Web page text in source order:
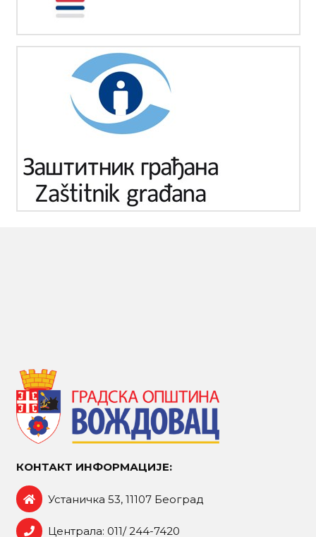
КОНТАКТ ИНФОРМАЦИЈЕ:
Устаничка 53, 11107 Београд
Централа: 011/ 244-7420